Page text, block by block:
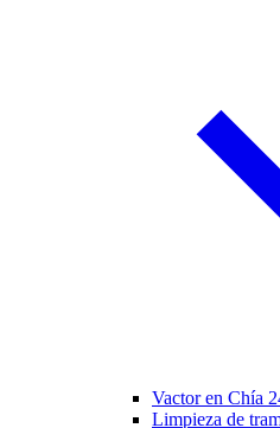
Vactor en Chía
Limpieza de